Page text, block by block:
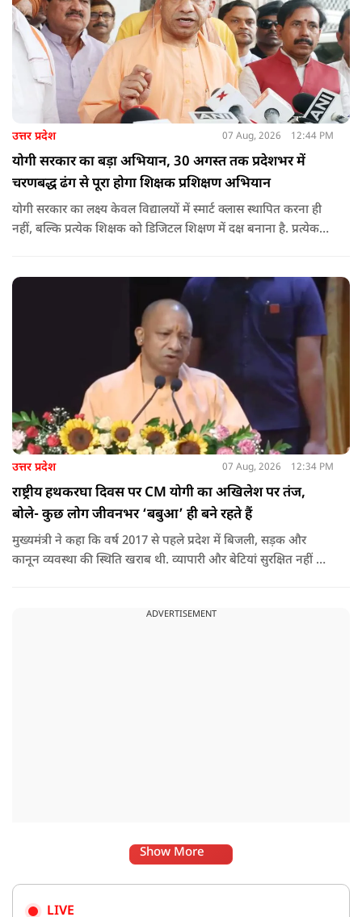
उत्तर प्रदेश 07 Aug, 2026 12:44 PM
योगी सरकार का बड़ा अभियान, 30 अगस्त तक प्रदेशभर में
चरणबद्ध ढंग से पूरा होगा शिक्षक प्रशिक्षण अभियान
योगी सरकार का लक्ष्य केवल विद्यालयों में स्मार्ट क्लास स्थापित करना ही
नहीं, बल्कि प्रत्येक शिक्षक को डिजिटल शिक्षण में दक्ष बनाना है. प्रत्येक
उत्तर प्रदेश 07 Aug, 2026 12:34 PM
राष्ट्रीय हथकरघा दिवस पर CM योगी का अखिलेश पर तंज,
बोले- कुछ लोग जीवनभर ‘बबुआ’ ही बने रहते हैं
मुख्यमंत्री ने कहा कि वर्ष 2017 से पहले प्रदेश में बिजली, सड़क और
कानून व्यवस्था की स्थिति खराब थी. व्यापारी और बेटियां सुरक्षित नहीं थीं.
ADVERTISEMENT
Show More
LIVE